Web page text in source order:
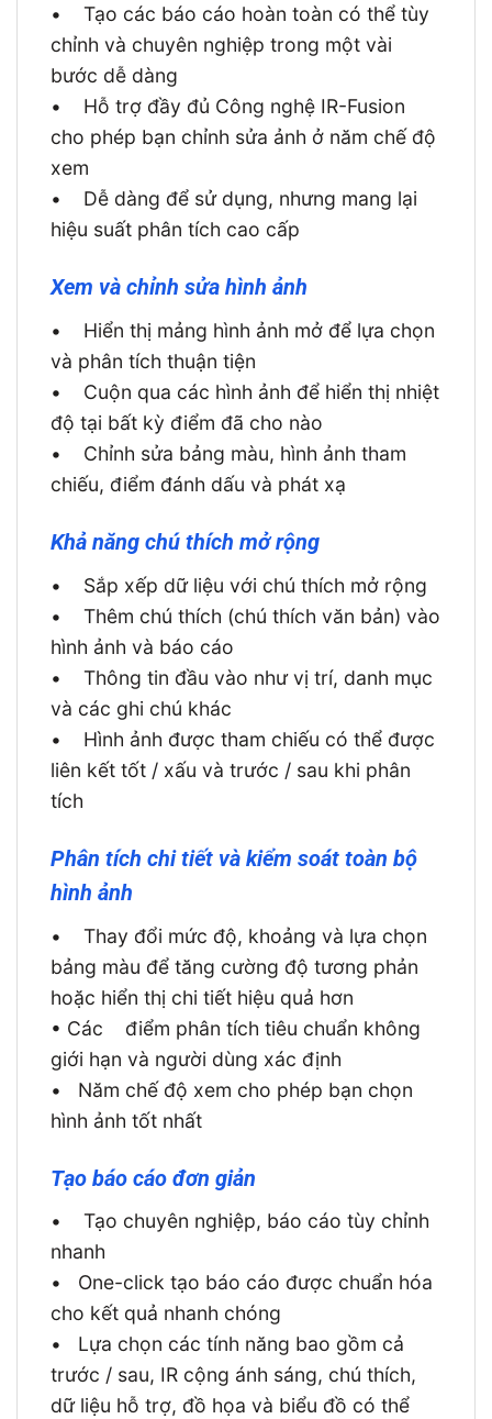
• Tạo các báo cáo hoàn toàn có thể tùy
chỉnh và chuyên nghiệp trong một vài
bước dễ dàng
• Hỗ trợ đầy đủ Công nghệ IR-Fusion
cho phép bạn chỉnh sửa ảnh ở năm chế độ
xem
• Dễ dàng để sử dụng, nhưng mang lại
hiệu suất phân tích cao cấp
Xem và chỉnh sửa hình ảnh
• Hiển thị mảng hình ảnh mở để lựa chọn
và phân tích thuận tiện
• Cuộn qua các hình ảnh để hiển thị nhiệt
độ tại bất kỳ điểm đã cho nào
• Chỉnh sửa bảng màu, hình ảnh tham
chiếu, điểm đánh dấu và phát xạ
Khả năng chú thích mở rộng
• Sắp xếp dữ liệu với chú thích mở rộng
• Thêm chú thích (chú thích văn bản) vào
hình ảnh và báo cáo
• Thông tin đầu vào như vị trí, danh mục
và các ghi chú khác
• Hình ảnh được tham chiếu có thể được
liên kết tốt / xấu và trước / sau khi phân
tích
Phân tích chi tiết và kiểm soát toàn bộ
hình ảnh
• Thay đổi mức độ, khoảng và lựa chọn
bảng màu để tăng cường độ tương phản
hoặc hiển thị chi tiết hiệu quả hơn
• Các điểm phân tích tiêu chuẩn không
giới hạn và người dùng xác định
• Năm chế độ xem cho phép bạn chọn
hình ảnh tốt nhất
Tạo báo cáo đơn giản
• Tạo chuyên nghiệp, báo cáo tùy chỉnh
nhanh
• One-click tạo báo cáo được chuẩn hóa
cho kết quả nhanh chóng
• Lựa chọn các tính năng bao gồm cả
trước / sau, IR cộng ánh sáng, chú thích,
dữ liệu hỗ trợ, đồ họa và biểu đồ có thể